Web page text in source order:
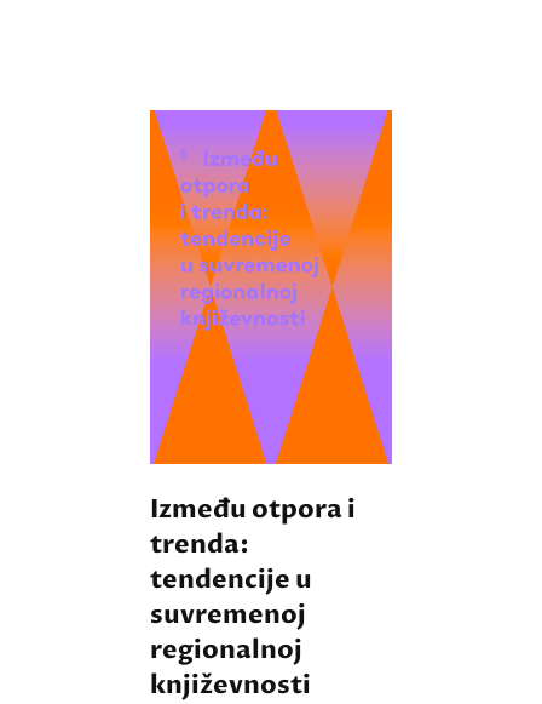
Između otpora i
trenda:
tendencije u
suvremenoj
regionalnoj
književnosti